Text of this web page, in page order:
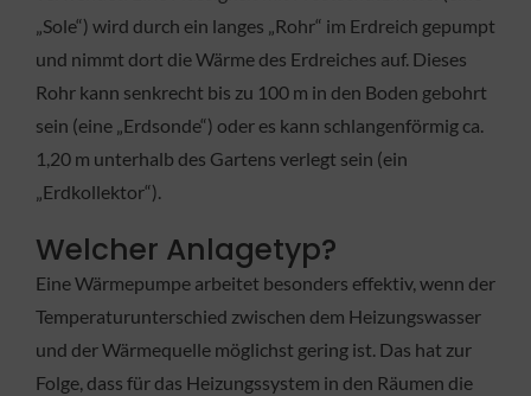
„Sole“) wird durch ein langes „Rohr“ im Erdreich gepumpt
und nimmt dort die Wärme des Erdreiches auf. Dieses
Rohr kann senkrecht bis zu 100 m in den Boden gebohrt
sein (eine „Erdsonde“) oder es kann schlangenförmig ca.
1,20 m unterhalb des Gartens verlegt sein (ein
„Erdkollektor“).
Welcher Anlagetyp?
Eine Wärmepumpe arbeitet besonders effektiv, wenn der
Temperaturunterschied zwischen dem Heizungswasser
und der Wärmequelle möglichst gering ist. Das hat zur
Folge, dass für das Heizungssystem in den Räumen die